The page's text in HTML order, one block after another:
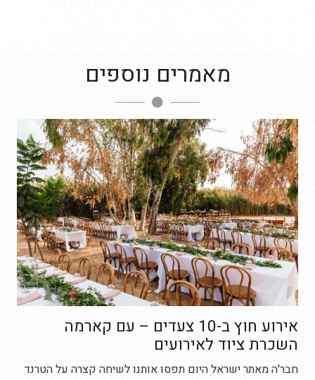
מאמרים נוספים
אירוע חוץ ב-10 צעדים – עם קארמה
השכרת ציוד לאירועים
חבר'ה מאתר ישראל היום תפסו אותנו לשיחה קצרה על הטרנד